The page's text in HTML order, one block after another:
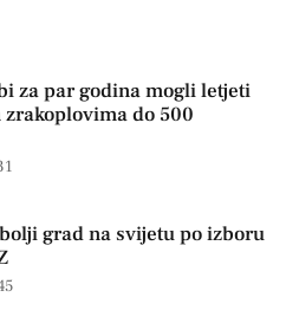
za par godina mogli letjeti
do 500
grad na svijetu po izboru